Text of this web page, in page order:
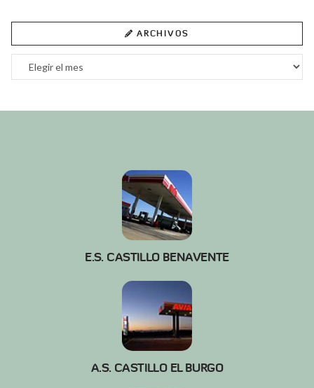
ARCHIVOS
Archivos
E.S. CASTILLO BENAVENTE
A.S. CASTILLO EL BURGO